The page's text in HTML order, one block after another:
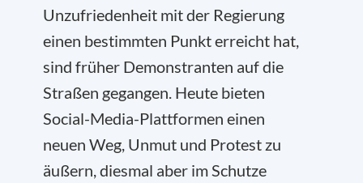
Unzufriedenheit mit der Regierung
einen bestimmten Punkt erreicht hat,
sind früher Demonstranten auf die
Straßen gegangen. Heute bieten
Social-Media-Plattformen einen
neuen Weg, Unmut und Protest zu
äußern, diesmal aber im Schutze